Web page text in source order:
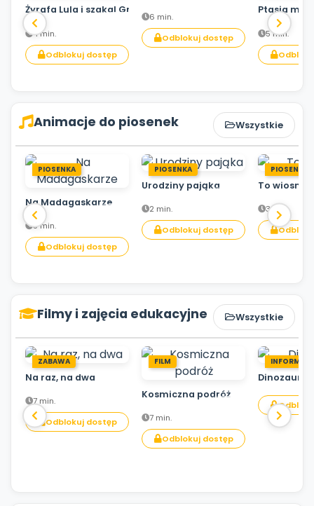
Żyrafa Lula i szakal Griz
4 min.
Odblokuj dostęp
6 min.
Odblokuj dostęp
Ptasia
5 min.
Animacje do piosenek Wszystkie
PIOSENKA
Na Madagaskarze
3 min.
Odblokuj dostęp
PIOSENKA
Urodziny pająka
2 min.
Odblokuj dostęp
PIOSENKA
To wiosna!
3 min.
Filmy i zajęcia edukacyjne Wszystkie
ZABAWA
Na raz, na dwa
7 min.
Odblokuj dostęp
FILM
Kosmiczna podróż
7 min.
Odblokuj dostęp
Dinozaury